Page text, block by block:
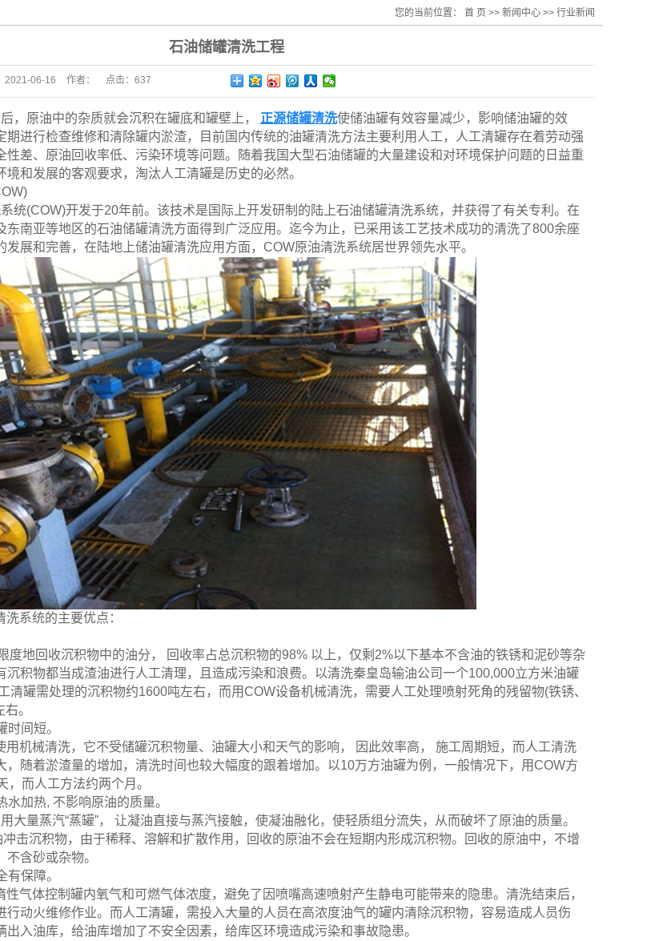
您的当前位置： 首 页 >> 新闻中心>> 行业新闻
石油储罐清洗工程
2021-06-16 作者： 点击： 637
，原油中的杂质就会沉积在罐底和罐壁上， 正源储罐清洗使储油罐有效容量减少，影响储油罐的效
期进行检查维修和清除罐内淤渣，目前国内传统的油罐清洗方法主要利用人工，人工清罐存在着劳动强
性差、原油回收率低、污染环境等问题。随着我国大型石油储罐的大量建设和对环境保护问题的日益重
境和发展的客观要求，淘汰人工清罐是历史的必然。
统(COW)开发于20年前。该技术是国际上开发研制的陆上石油储罐清洗系统，并获得了有关专利。在
东南亚等地区的石油储罐清洗方面得到广泛应用。迄今为止，已采用该工艺技术成功的清洗了800余座
发展和完善，在陆地上储油罐清洗应用方面，COW原油清洗系统居世界领先水平。
系统的主要优点：
度地回收沉积物中的油分， 回收率占总沉积物的98% 以上，仅剩2%以下基本不含油的铁锈和泥砂等杂
沉积物都当成渣油进行人工清理，且造成污染和浪费。以清洗秦皇岛输油公司一个100,000立方米油罐
清罐需处理的沉积物约1600吨左右，而用COW设备机械清洗，需要人工处理喷射死角的残留物(铁锈、
。
间短。
用机械清洗，它不受储罐沉积物量、油罐大小和天气的影响， 因此效率高， 施工周期短，而人工清洗
，随着淤渣量的增加，清洗时间也较大幅度的跟着增加。以10万方油罐为例，一般情况下，用COW方
，而人工方法约两个月。
加热, 不影响原油的质量。
大量蒸汽“蒸罐”， 让凝油直接与蒸汽接触，使凝油融化，使轻质组分流失，从而破坏了原油的质量。
击沉积物，由于稀释、溶解和扩散作用，回收的原油不会在短期内形成沉积物。回收的原油中，不增
含砂或杂物。
保障。
性气体控制罐内氧气和可燃气体浓度，避免了因喷嘴高速喷射产生静电可能带来的隐患。清洗结束后，
行动火维修作业。而人工清罐，需投入大量的人员在高浓度油气的罐内清除沉积物，容易造成人员伤
出入油库，给油库增加了不安全因素，给库区环境造成污染和事故隐患。